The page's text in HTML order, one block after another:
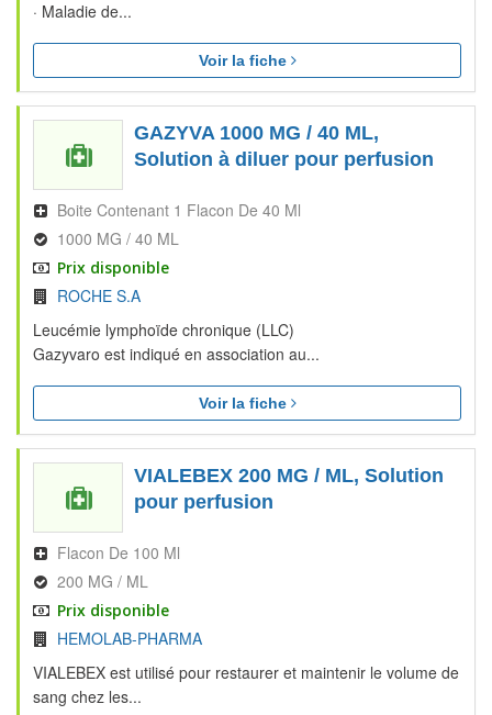
· Maladie de...
Voir la fiche
GAZYVA 1000 MG / 40 ML,
Solution à diluer pour perfusion
Boite Contenant 1 Flacon De 40 Ml
1000 MG / 40 ML
Prix disponible
ROCHE S.A
Leucémie lymphoïde chronique (LLC)
Gazyvaro est indiqué en association au...
Voir la fiche
VIALEBEX 200 MG / ML, Solution
pour perfusion
Flacon De 100 Ml
200 MG / ML
Prix disponible
HEMOLAB-PHARMA
VIALEBEX est utilisé pour restaurer et maintenir le volume de
sang chez les...